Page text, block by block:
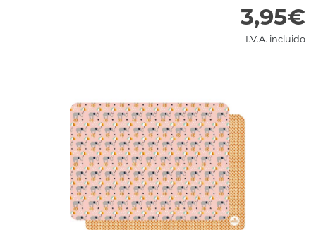
3,95€
I.V.A. incluido